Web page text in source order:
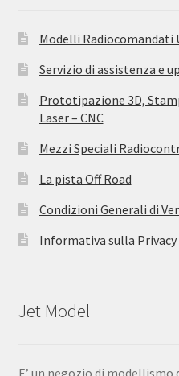
Modelli Radiocomandati
Servizio di assistenza e
Prototipazione 3D,
Laser – CNC
Mezzi Speciali
La pista Off Road
Condizioni Generali di
Informativa sulla Privacy
Jet Model
E’ un negozio di